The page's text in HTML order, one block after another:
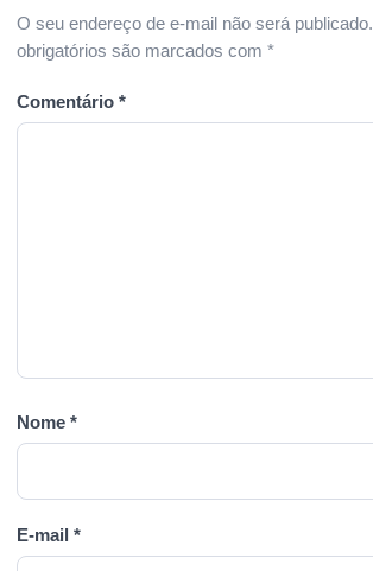
O seu endereço de e-mail não será publicado.
obrigatórios são marcados com *
Comentário *
Nome *
E-mail *